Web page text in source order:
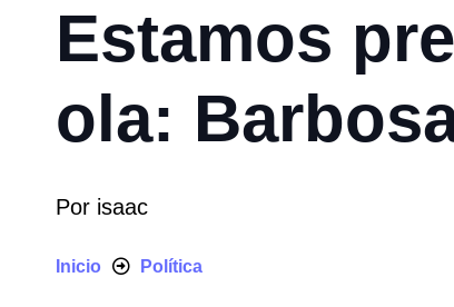
Estamos
ola:
Por isaac
Inicio Política